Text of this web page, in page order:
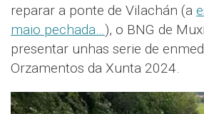
reparar a ponte de Vilachán (a
maio pechada…), o BNG de
presentar unhas serie de
Orzamentos da Xunta 2024.